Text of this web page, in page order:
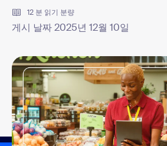
12 분 읽기 분량
게시 날짜 2025년 12월 10일